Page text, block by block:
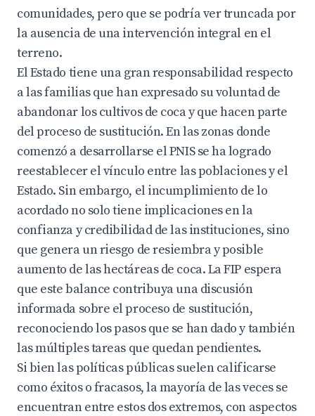
comunidades, pero que se podría ver truncada por
la ausencia de una intervención integral en el
terreno.
El Estado tiene una gran responsabilidad respecto
a las familias que han expresado su voluntad de
abandonar los cultivos de coca y que hacen parte
del proceso de sustitución. En las zonas donde
comenzó a desarrollarse el PNIS se ha logrado
reestablecer el vínculo entre las poblaciones y el
Estado. Sin embargo, el incumplimiento de lo
acordado no solo tiene implicaciones en la
confianza y credibilidad de las instituciones, sino
que genera un riesgo de resiembra y posible
aumento de las hectáreas de coca. La FIP espera
que este balance contribuya una discusión
informada sobre el proceso de sustitución,
reconociendo los pasos que se han dado y también
las múltiples tareas que quedan pendientes.
Si bien las políticas públicas suelen calificarse
como éxitos o fracasos, la mayoría de las veces se
encuentran entre estos dos extremos, con aspectos